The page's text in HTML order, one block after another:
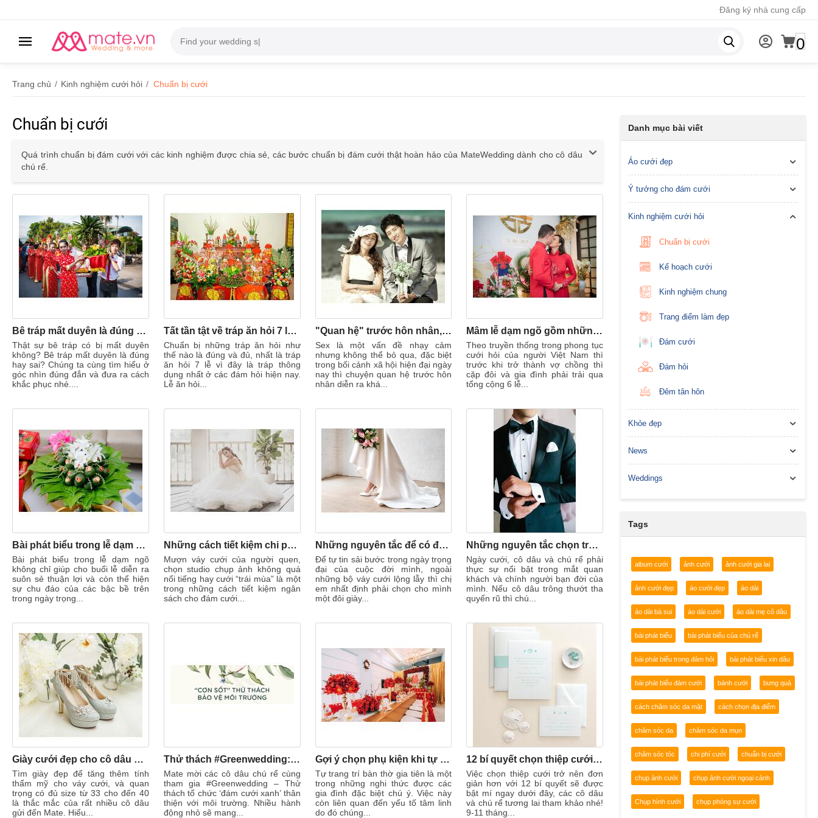
Đăng ký nhà cung cấp
0
Trang chủ / Kinh nghiệm cưới hỏi / Chuẩn bị cưới
Chuẩn bị cưới
Quá trình chuẩn bị đám cưới với các kinh nghiệm được chia sẻ, các bước chuẩn bị đám cưới thật hoàn hảo của MateWedding dành cho cô dâu
chú rể.
Bê tráp mất duyên là đúng hay sai và cách nào để khắc phục?
Thật sự bê tráp có bị mất duyên
không? Bê tráp mất duyên là đúng
hay sai? Chúng ta cùng tìm hiểu ở
góc nhìn đúng đắn và đưa ra cách
khắc phục nhé....
Tất tần tật về tráp ăn hỏi 7 lễ theo truyền thống miền Bắc
Chuẩn bị những tráp ăn hỏi như
thế nào là đúng và đủ, nhất là tráp
ăn hỏi 7 lễ vì đây là tráp thông
dụng nhất ở các đám hỏi hiện nay.
Lễ ăn hỏi...
"Quan hệ" trước hôn nhân, liệu có nên không?
Sex là một vấn đề nhạy cảm
nhưng không thể bỏ qua, đặc biệt
trong bối cảnh xã hội hiện đại ngày
nay thì chuyện quan hệ trước hôn
nhân diễn ra khá...
Mâm lễ dạm ngõ gồm những gì và ý nghĩa của mâm lễ dạm ngõ
Theo truyền thống trong phong tục
cưới hỏi của người Việt Nam thì
trước khi trở thành vợ chồng thì
cặp đôi và gia đình phải trải qua
tổng cộng 6 lễ...
Bài phát biểu trong lễ dạm ngõ
Bài phát biểu trong lễ dạm ngõ
không chỉ giúp cho buổi lễ diễn ra
suôn sẻ thuận lợi và còn thể hiện
sự chu đáo của các bậc bề trên
trong ngày trọng...
Những cách tiết kiệm chi phí cho đám cưới
Mượn váy cưới của người quen,
chọn studio chụp ảnh không quá
nổi tiếng hay cưới “trái mùa” là một
trong những cách tiết kiệm ngân
sách cho đám cưới...
Những nguyên tắc để có đôi giày cưới hoàn hảo
Để tự tin sải bước trong ngày trọng
đại của cuộc đời mình, ngoài
những bộ váy cưới lộng lẫy thì chị
em nhất định phải chọn cho mình
một đôi giày...
Những nguyên tắc chọn trang phục giúp chú rể nổi bật trong ngày cưới
Ngày cưới, cô dâu và chú rể phải
thực sự nổi bật trong mắt quan
khách và chính người bạn đời của
mình. Nếu cô dâu trông thướt tha
quyến rũ thì chú...
Giày cưới đẹp cho cô dâu chọn như thế nào? Mua giày cưới cô dâu ở đâu?
Tìm giày đẹp để tăng thêm tính
thẩm mỹ cho váy cưới, và quan
trọng có đủ size từ 33 cho đến 40
là thắc mắc của rất nhiều cô dâu
gửi đến Mate. Hiểu...
Thử thách #Greenwedding: Tiệc cưới thân thiện môi trường
Mate mời các cô dâu chú rể cùng
tham gia #Greenwedding – Thử
thách tổ chức ‘đám cưới xanh’ thân
thiện với môi trường. Nhiều hành
động nhỏ sẽ mang...
Gợi ý chọn phụ kiện khi tự trang trí bàn thờ gia tiên ngày cưới
Tự trang trí bàn thờ gia tiên là một
trong những nghi thức được các
gia đình đặc biệt chú ý. Việc này
còn liên quan đến yếu tố tâm linh
do đó chúng...
12 bí quyết chọn thiệp cưới hoàn hảo “trong vòng 5 nốt nhạc” (Phần 1)
Việc chọn thiệp cưới trở nên đơn
giản hơn với 12 bí quyết sẽ được
bật mí ngay dưới đây, các cô dâu
và chú rể tương lai tham khảo nhé!
9-11 tháng...
Danh mục bài viết
Áo cưới đẹp
Ý tưởng cho đám cưới
Kinh nghiệm cưới hỏi
Chuẩn bị cưới
Kế hoạch cưới
Kinh nghiệm chung
Trang điểm làm đẹp
Đám cưới
Đám hỏi
Đêm tân hôn
Khỏe đẹp
News
Weddings
Tags
album cưới ảnh cưới ảnh cưới gia lai
ảnh cưới đẹp áo cưới đẹp áo dài
áo dài bà sui áo dài cưới áo dài mẹ cô dâu
bài phát biểu bài phát biểu của chú rể
bài phát biểu trong đám hỏi bài phát biểu xin dâu
bài phát biểu đám cưới bánh cưới bưng quả
cách chăm sóc da mặt cách chọn địa điểm
chăm sóc da chăm sóc da mụn
chăm sóc tóc chi phí cưới chuẩn bị cưới
chụp ảnh cưới chụp ảnh cưới ngoại cảnh
Chụp hình cưới chụp phóng sự cưới